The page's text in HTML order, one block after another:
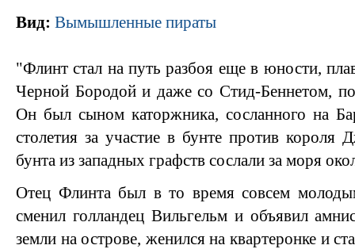
Вид: Вымышленные пираты
"Флинт стал на путь разбоя еще в юности,
Черной Бородой и даже со Стид-Беннетом,
Он был сыном каторжника, сосланного на
столетия за участие в бунте против короля
бунта из западных графств сослали за моря
Отец Флинта был в то время совсем
сменил голландец Вильгельм и объявил
земли на острове, женился на квартеронке и